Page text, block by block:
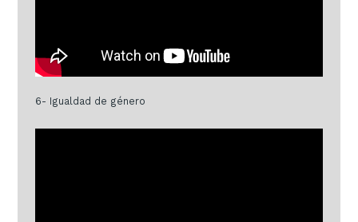
6- Igualdad de género